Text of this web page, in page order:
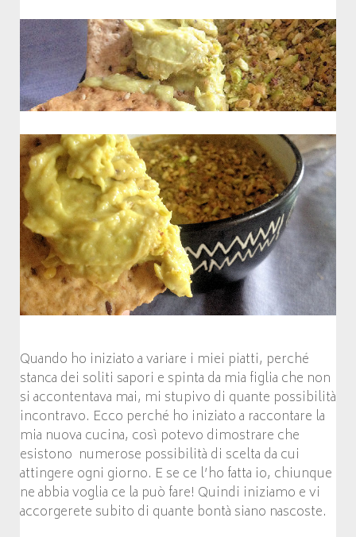
Quando ho iniziato a variare i miei piatti, perché
stanca dei soliti sapori e spinta da mia figlia che non
si accontentava mai, mi stupivo di quante possibilità
incontravo. Ecco perché ho iniziato a raccontare la
mia nuova cucina, così potevo dimostrare che
esistono numerose possibilità di scelta da cui
attingere ogni giorno. E se ce l’ho fatta io, chiunque
ne abbia voglia ce la può fare! Quindi iniziamo e vi
accorgerete subito di quante bontà siano nascoste.